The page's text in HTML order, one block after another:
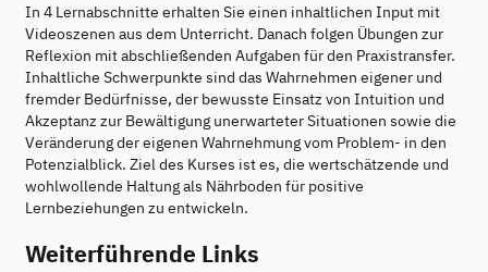
In 4 Lernabschnitte erhalten Sie einen inhaltlichen Input mit
Videoszenen aus dem Unterricht. Danach folgen Übungen zur
Reflexion mit abschließenden Aufgaben für den Praxistransfer.
Inhaltliche Schwerpunkte sind das Wahrnehmen eigener und
fremder Bedürfnisse, der bewusste Einsatz von Intuition und
Akzeptanz zur Bewältigung unerwarteter Situationen sowie die
Veränderung der eigenen Wahrnehmung vom Problem- in den
Potenzialblick. Ziel des Kurses ist es, die wertschätzende und
wohlwollende Haltung als Nährboden für positive
Lernbeziehungen zu entwickeln.
Weiterführende Links